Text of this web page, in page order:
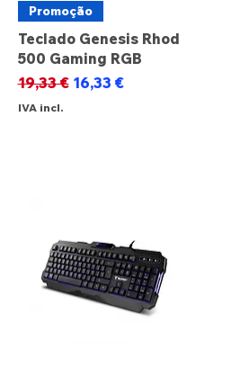
Promoção
Teclado Genesis Rhod
500 Gaming RGB
Preço normal
19,33 € Preço promocional
16,33 €
IVA incl.